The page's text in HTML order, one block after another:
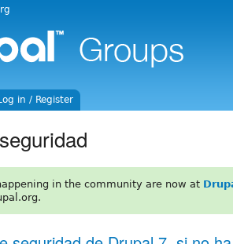
in / Register
in the community are now at